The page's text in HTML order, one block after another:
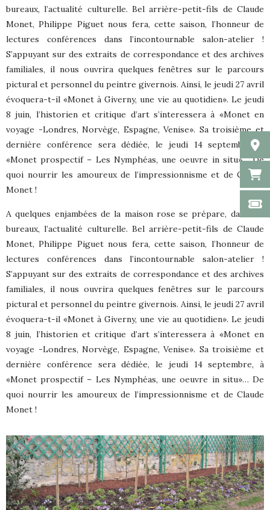
bureaux, l’actualité culturelle. Bel arrière-petit-fils de Claude
Monet, Philippe Piguet nous fera, cette saison, l’honneur de
lectures conférences dans l’incontournable salon-atelier !
S’appuyant sur des extraits de correspondance et des archives
familiales, il nous ouvrira quelques fenêtres sur le parcours
pictural et personnel du peintre givernois. Ainsi, le jeudi 27 avril
évoquera-t-il «Monet à Giverny, une vie au quotidien». Le jeudi
8 juin, l’historien et critique d’art s’interessera à «Monet en
voyage -Londres, Norvège, Espagne, Venise». Sa troisième et
dernière conférence sera dédiée, le jeudi 14 septembre, à
«Monet prospectif – Les Nymphéas, une oeuvre in situ»… De
quoi nourrir les amoureux de l’impressionnisme et de Claude
Monet !
A quelques enjambées de la maison rose se prépare, dans les
bureaux, l’actualité culturelle. Bel arrière-petit-fils de Claude
Monet, Philippe Piguet nous fera, cette saison, l’honneur de
lectures conférences dans l’incontournable salon-atelier !
S’appuyant sur des extraits de correspondance et des archives
familiales, il nous ouvrira quelques fenêtres sur le parcours
pictural et personnel du peintre givernois. Ainsi, le jeudi 27 avril
évoquera-t-il «Monet à Giverny, une vie au quotidien». Le jeudi
8 juin, l’historien et critique d’art s’interessera à «Monet en
voyage -Londres, Norvège, Espagne, Venise». Sa troisième et
dernière conférence sera dédiée, le jeudi 14 septembre, à
«Monet prospectif – Les Nymphéas, une oeuvre in situ»… De
quoi nourrir les amoureux de l’impressionnisme et de Claude
Monet !